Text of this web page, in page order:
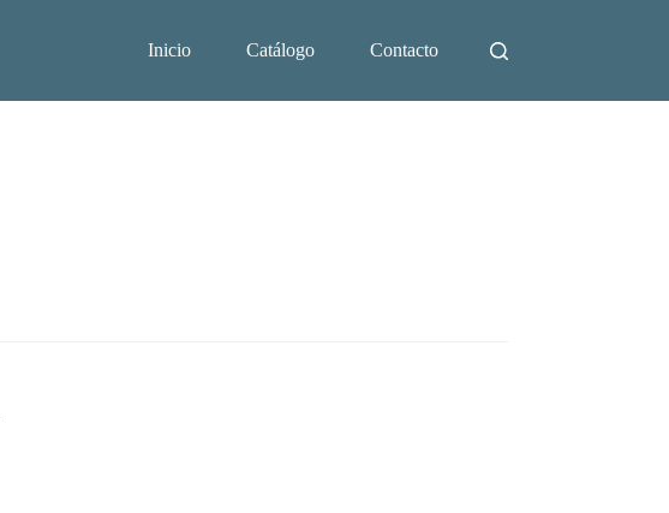
Inicio Catálogo Contacto